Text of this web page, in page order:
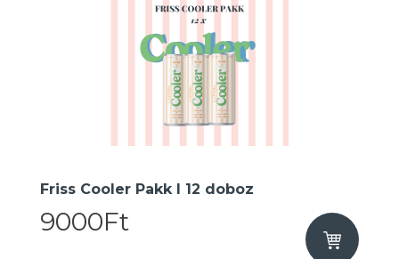
Friss Cooler Pakk I 12 doboz
9000Ft